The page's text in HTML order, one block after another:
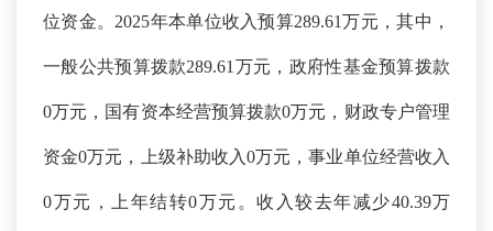
位资金。 2025年本单位收入预算289.61万元，其中，
一般公共预算拨款289.61万元，政府性基金预算拨款
0万元，国有资本经营预算拨款0万元，财政专户管理
资金0万元，上级补助收入0万元，事业单位经营收入
0万元，上年结转0万元 。 收入较去年减少40.39万